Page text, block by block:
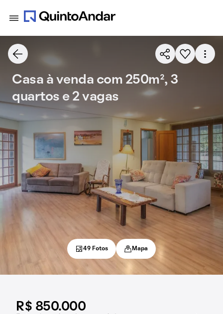
R$ 850.000
Casa à venda com 250m², 3
quartos e 2 vagas
49 Fotos Mapa